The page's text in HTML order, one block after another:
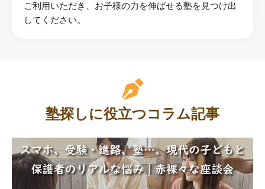
ご利用いただき、お子様の力を伸ばせる塾を見つけ出
してください。
塾探しに役立つコラム記事